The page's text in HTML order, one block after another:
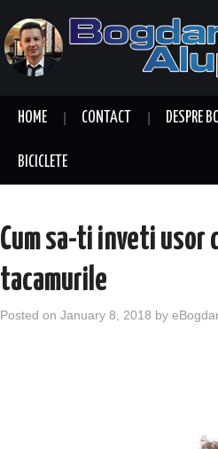
HOME CONTACT DESPRE
BICICLETE
Cum sa-ti inveti usor
tacamurile
Posted on January 8, 2018 by